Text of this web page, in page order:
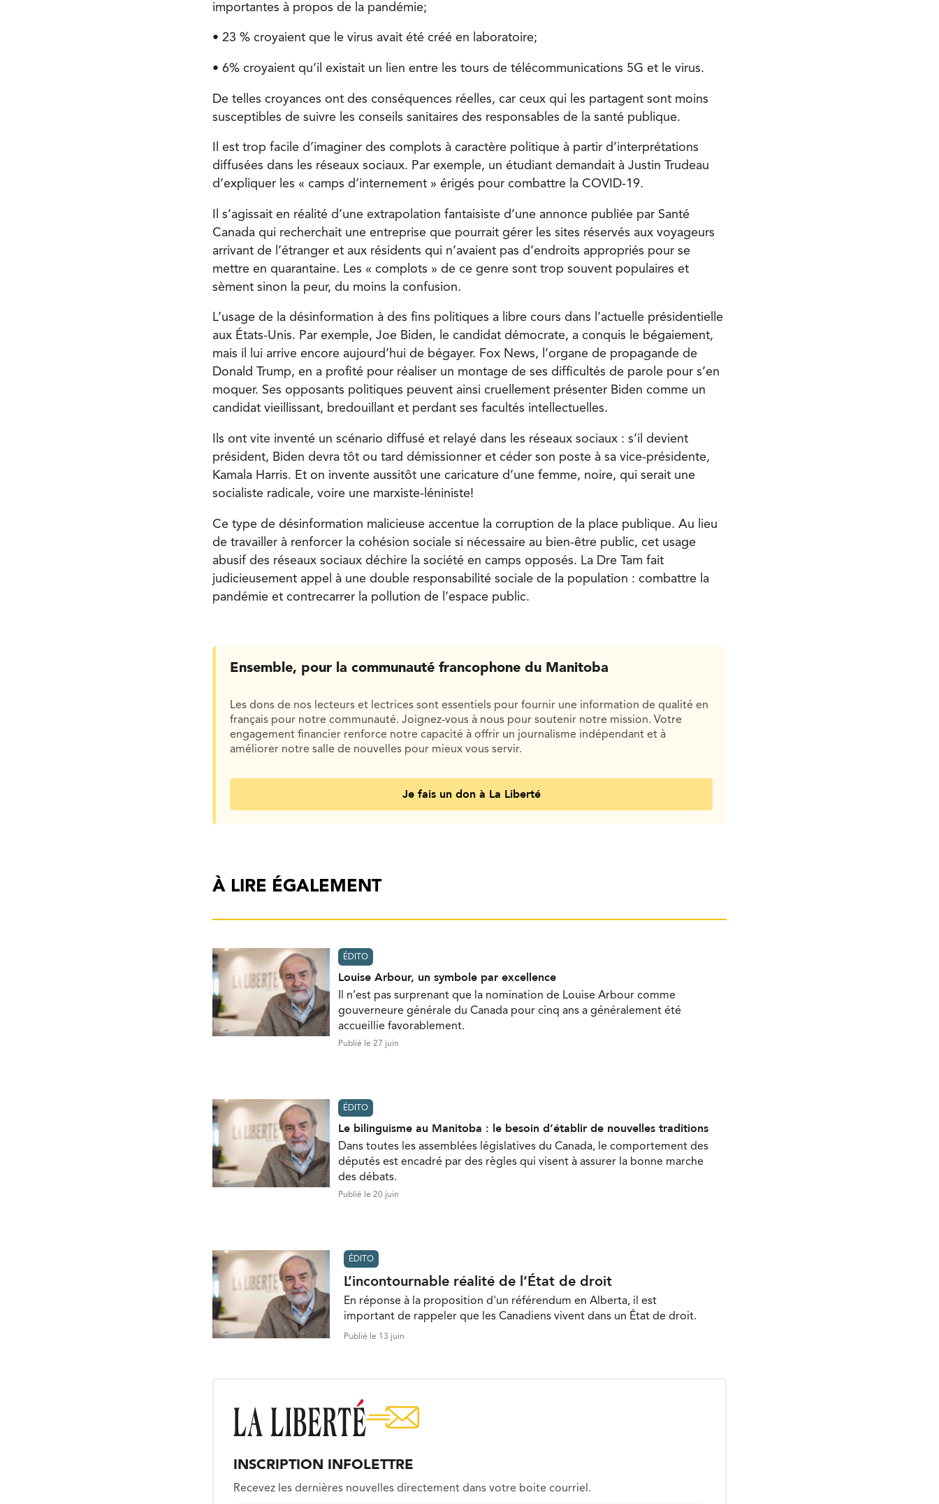
importantes à propos de la pandémie;
• 23 % croyaient que le virus avait été créé en laboratoire;
• 6% croyaient qu’il existait un lien entre les tours de télécommunications 5G et le virus.
De telles croyances ont des conséquences réelles, car ceux qui les partagent sont moins
susceptibles de suivre les conseils sanitaires des responsables de la santé publique.
Il est trop facile d’imaginer des complots à caractère politique à partir d’interprétations
diffusées dans les réseaux sociaux. Par exemple, un étudiant demandait à Justin Trudeau
d’expliquer les « camps d’internement » érigés pour combattre la COVID-19.
Il s’agissait en réalité d’une extrapolation fantaisiste d’une annonce publiée par Santé
Canada qui recherchait une entreprise que pourrait gérer les sites réservés aux voyageurs
arrivant de l’étranger et aux résidents qui n’avaient pas d’endroits appropriés pour se
mettre en quarantaine. Les « complots » de ce genre sont trop souvent populaires et
sèment sinon la peur, du moins la confusion.
L’usage de la désinformation à des fins politiques a libre cours dans l’actuelle présidentielle
aux États-Unis. Par exemple, Joe Biden, le candidat démocrate, a conquis le bégaiement,
mais il lui arrive encore aujourd’hui de bégayer. Fox News, l’organe de propagande de
Donald Trump, en a profité pour réaliser un montage de ses difficultés de parole pour s’en
moquer. Ses opposants politiques peuvent ainsi cruellement présenter Biden comme un
candidat vieillissant, bredouillant et perdant ses facultés intellectuelles.
Ils ont vite inventé un scénario diffusé et relayé dans les réseaux sociaux : s’il devient
président, Biden devra tôt ou tard démissionner et céder son poste à sa vice-présidente,
Kamala Harris. Et on invente aussitôt une caricature d’une femme, noire, qui serait une
socialiste radicale, voire une marxiste-léniniste!
Ce type de désinformation malicieuse accentue la corruption de la place publique. Au lieu
de travailler à renforcer la cohésion sociale si nécessaire au bien-être public, cet usage
abusif des réseaux sociaux déchire la société en camps opposés. La Dre Tam fait
judicieusement appel à une double responsabilité sociale de la population : combattre la
pandémie et contrecarrer la pollution de l’espace public.
Ensemble, pour la communauté francophone du Manitoba
Les dons de nos lecteurs et lectrices sont essentiels pour fournir une information de qualité en
français pour notre communauté. Joignez-vous à nous pour soutenir notre mission. Votre
engagement financier renforce notre capacité à offrir un journalisme indépendant et à
améliorer notre salle de nouvelles pour mieux vous servir.
Je fais un don à La Liberté
À LIRE ÉGALEMENT
ÉDITO
Louise Arbour, un symbole par excellence
Il n’est pas surprenant que la nomination de Louise Arbour comme
gouverneure générale du Canada pour cinq ans a généralement été
accueillie favorablement.
Publié le 27 juin
ÉDITO
Le bilinguisme au Manitoba : le besoin d’établir de nouvelles traditions
Dans toutes les assemblées législatives du Canada, le comportement des
députés est encadré par des règles qui visent à assurer la bonne marche
des débats.
Publié le 20 juin
ÉDITO
L’incontournable réalité de l’État de droit
En réponse à la proposition d'un référendum en Alberta, il est
important de rappeler que les Canadiens vivent dans un État de droit.
Publié le 13 juin
INSCRIPTION INFOLETTRE
Recevez les dernières nouvelles directement dans votre boite courriel.